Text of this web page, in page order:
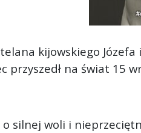
kijowskiego
przyszedł na świat 15
silnej woli i